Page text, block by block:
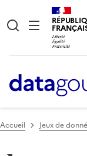
Accueil Jeux de